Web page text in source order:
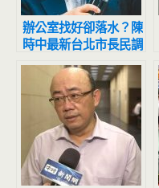
辦公室找好卻落水？陳
時中最新台北市長民調
網大喊：天意！